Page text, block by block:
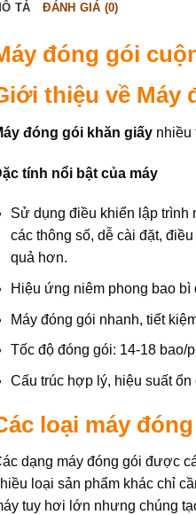
TẢ ĐÁNH GIÁ (0)
đóng gói
thiệu về Máy
đóng gói khăn giấy nhiều
tính nổi bật của máy
Sử dụng điều khiển lập trình
các thông số, dễ cài đặt,
quả hơn.
Hiệu ứng niêm phong bao bì
Máy đóng gói nhanh, tiết
Tốc độ đóng gói: 14-18 bao/
Cấu trúc hợp lý, hiệu suất
loại máy
dạng máy đóng gói được
loại sản phẩm khác chỉ
tuy hơi lớn nhưng chúng